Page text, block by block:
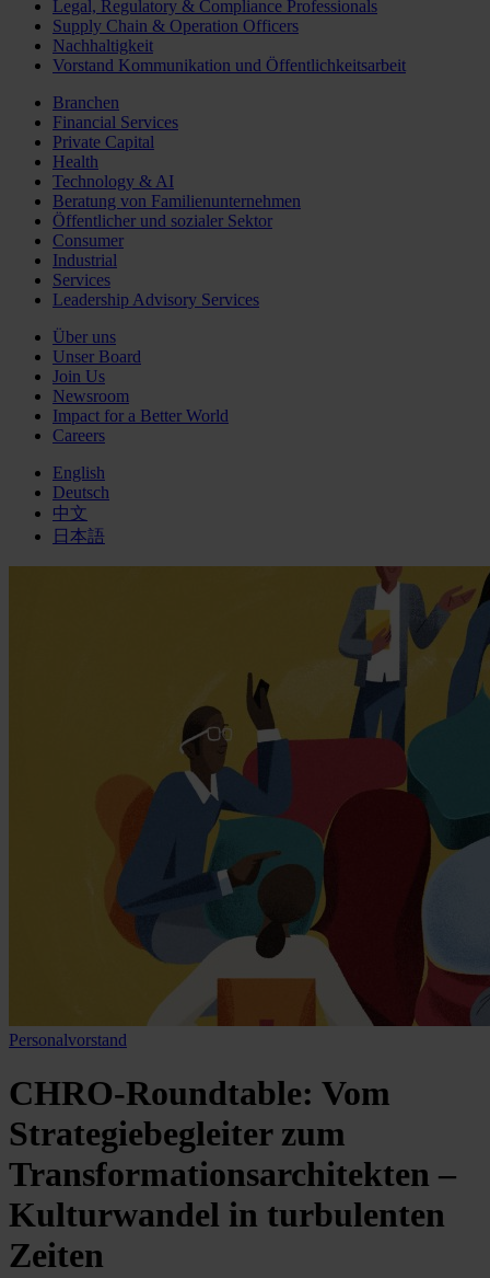
Legal, Regulatory & Compliance Professionals
Supply Chain & Operation Officers
Nachhaltigkeit
Vorstand Kommunikation und Öffentlichkeitsarbeit
Branchen
Financial Services
Private Capital
Health
Technology & AI
Beratung von Familienunternehmen
Öffentlicher und sozialer Sektor
Consumer
Industrial
Services
Leadership Advisory Services
Über uns
Unser Board
Join Us
Newsroom
Impact for a Better World
Careers
English
Deutsch
中文
日本語
Personalvorstand
CHRO-Roundtable: Vom
Strategiebegleiter zum
Transformationsarchitekten –
Kulturwandel in turbulenten
Zeiten